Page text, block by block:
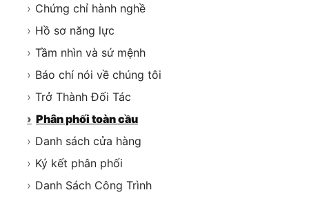
› Chứng chỉ hành nghề
› Hồ sơ năng lực
› Tầm nhìn và sứ mệnh
› Báo chí nói về chúng tôi
› Trở Thành Đối Tác
› Phân phối toàn cầu
› Danh sách cửa hàng
› Ký kết phân phối
› Danh Sách Công Trình